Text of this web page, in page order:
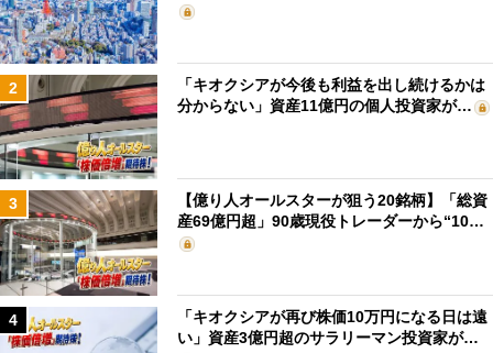
2
「キオクシアが今後も利益を出し続けるかは
分からない」資産11億円の個人投資家が…
3
【億り人オールスターが狙う20銘柄】「総資
産69億円超」90歳現役トレーダーから“10…
4
「キオクシアが再び株価10万円になる日は遠
い」資産3億円超のサラリーマン投資家が…